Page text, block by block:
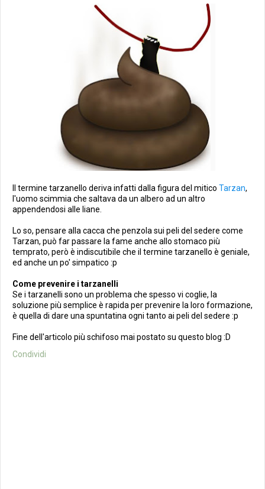
Il termine tarzanello deriva infatti dalla figura del mitico Tarzan,
l'uomo scimmia che saltava da un albero ad un altro
appendendosi alle liane.
Lo so, pensare alla cacca che penzola sui peli del sedere come
Tarzan, può far passare la fame anche allo stomaco più
temprato, però è indiscutibile che il termine tarzanello è geniale,
ed anche un po' simpatico :p
Come prevenire i tarzanelli
Se i tarzanelli sono un problema che spesso vi coglie, la
soluzione più semplice è rapida per prevenire la loro formazione,
è quella di dare una spuntatina ogni tanto ai peli del sedere :p
Fine dell'articolo più schifoso mai postato su questo blog :D
Condividi